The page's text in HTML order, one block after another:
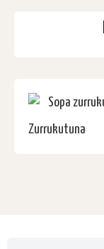
Zurrukutuna